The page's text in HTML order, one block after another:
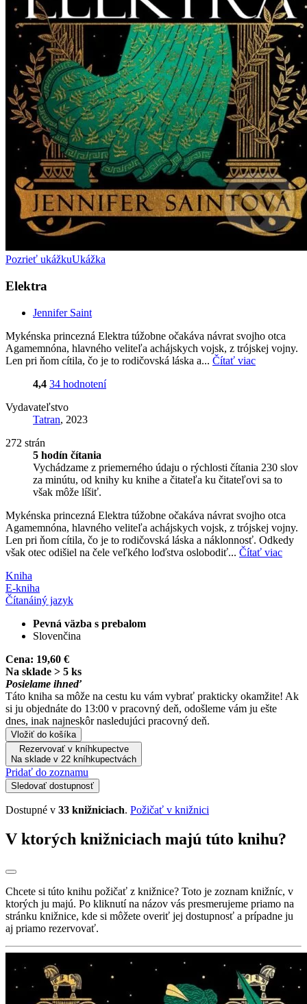
Pozrieť ukážkuUkážka
Elektra
Jennifer Saint
Mykénska princezná Elektra túžobne očakáva návrat svojho otca
Agamemnóna, hlavného veliteľa achájskych vojsk, z trójskej vojny.
Len pri ňom cítila, čo je to rodičovská láska a... Čítať viac
4,4 34 hodnotení
Vydavateľstvo
Tatran, 2023
272 strán
5 hodín čítania
Vychádzame z priemerného údaju o rýchlosti čítania 230 slov
za minútu, od knihy ku knihe a čitateľa ku čitateľovi sa to
však môže líšiť.
Mykénska princezná Elektra túžobne očakáva návrat svojho otca
Agamemnóna, hlavného veliteľa achájskych vojsk, z trójskej vojny.
Len pri ňom cítila, čo je to rodičovská láska a náklonnosť. Odkedy
však otec odišiel na čele veľkého loďstva oslobodiť... Čítať viac
Kniha
E-kniha
Čítanáiný jazyk
Pevná väzba s prebalom
Slovenčina
Cena: 19,60 €
Na sklade > 5 ks
Posielame ihneď
Táto kniha sa môže na cestu ku vám vybrať prakticky okamžite! Ak
si ju objednáte do 13:00 v pracovný deň, odošleme vám ju ešte
dnes, inak najneskôr nasledujúci pracovný deň.
Vložiť do košíka
Rezervovať v kníhkupectve
Na sklade v 22 kníhkupectvách
Pridať do zoznamu
Sledovať dostupnosť
Dostupné v 33 knižniciach. Požičať v knižnici
V ktorých knižniciach majú túto knihu?
Chcete si túto knihu požičať z knižnice? Toto je zoznam knižníc, v
ktorých ju majú. Po kliknutí na názov vás presmerujeme priamo na
stránku knižnice, kde si môžete overiť jej dostupnosť a prípadne ju
aj priamo rezervovať.